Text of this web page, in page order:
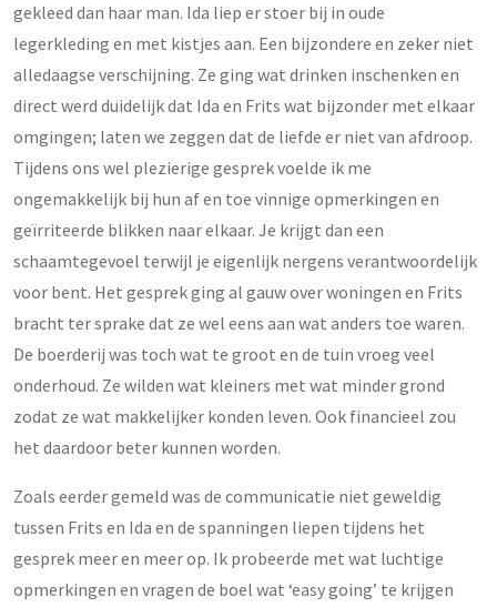
gekleed dan haar man. Ida liep er stoer bij in oude
legerkleding en met kistjes aan. Een bijzondere en zeker niet
alledaagse verschijning. Ze ging wat drinken inschenken en
direct werd duidelijk dat Ida en Frits wat bijzonder met elkaar
omgingen; laten we zeggen dat de liefde er niet van afdroop.
Tijdens ons wel plezierige gesprek voelde ik me
ongemakkelijk bij hun af en toe vinnige opmerkingen en
geïrriteerde blikken naar elkaar. Je krijgt dan een
schaamtegevoel terwijl je eigenlijk nergens verantwoordelijk
voor bent. Het gesprek ging al gauw over woningen en Frits
bracht ter sprake dat ze wel eens aan wat anders toe waren.
De boerderij was toch wat te groot en de tuin vroeg veel
onderhoud. Ze wilden wat kleiners met wat minder grond
zodat ze wat makkelijker konden leven. Ook financieel zou
het daardoor beter kunnen worden.
Zoals eerder gemeld was de communicatie niet geweldig
tussen Frits en Ida en de spanningen liepen tijdens het
gesprek meer en meer op. Ik probeerde met wat luchtige
opmerkingen en vragen de boel wat ‘easy going’ te krijgen